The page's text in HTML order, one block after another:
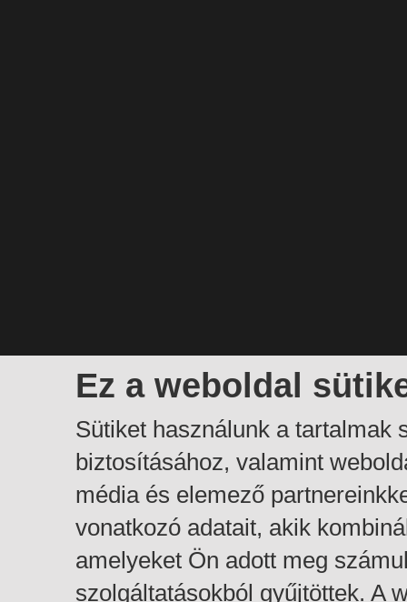
Ez a weboldal
Sütiket használunk a tartalmak
biztosításához, valamint
média és elemező
vonatkozó adatait, akik
amelyeket Ön adott meg
szolgáltatásokból gyűjtöttek. A